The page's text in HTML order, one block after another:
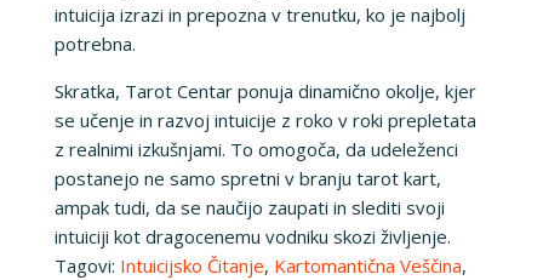
intuicija izrazi in prepozna v trenutku, ko je najbolj
potrebna.
Skratka, Tarot Centar ponuja dinamično okolje, kjer
se učenje in razvoj intuicije z roko v roki prepletata
z realnimi izkušnjami. To omogoča, da udeleženci
postanejo ne samo spretni v branju tarot kart,
ampak tudi, da se naučijo zaupati in slediti svoji
intuiciji kot dragocenemu vodniku skozi življenje.
Tagovi: Intuicijsko Čitanje, Kartomantična Veščina,